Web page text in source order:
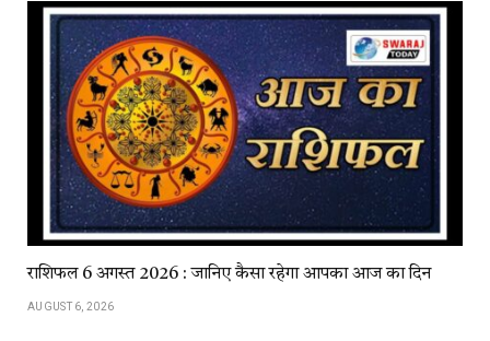
राशिफल 6 अगस्त 2026 : जानिए कैसा रहेगा आपका आज का दिन
AUGUST 6, 2026